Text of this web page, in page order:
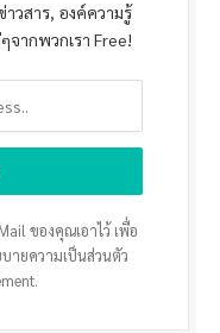
วสาร, องค์ความรู้
ากพวกเรา Free!
ของคุณเอาไว้ เพื่อ
ายความเป็นส่วนตัว